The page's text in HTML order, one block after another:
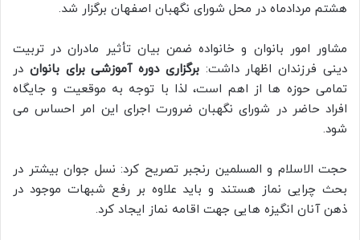
هشتم مردادماه در محل شورای نگهبان اصفهان برگزار شد.
مشاور امور بانوان و خانواده ضمن بیان تأثیر مادران در تربیت
دینی فرزندان اظهار داشت:برگزاری دوره آموزشی برای بانوان در
تمامی حوزه ها از اهم است، لذا با توجه به موقعیت و جایگاه
افراد حاضر در شورای نگهبان ضرورت اجرای این امر احساس می
شود.
حجت الاسلام و المسلمین رنجبر تصریح کرد: نسل جوان بیشتر در
بحث چرایی نماز هستند و باید علاوه بر رفع شبهات موجود در
ذهن آنان انگیزه هایی جهت اقامه نماز ایجاد کرد.